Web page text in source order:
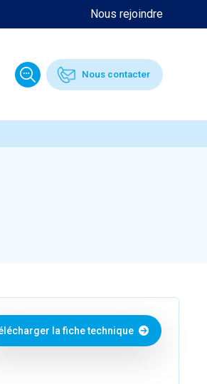
Nous rejoindre
Nous contacter
la fiche technique